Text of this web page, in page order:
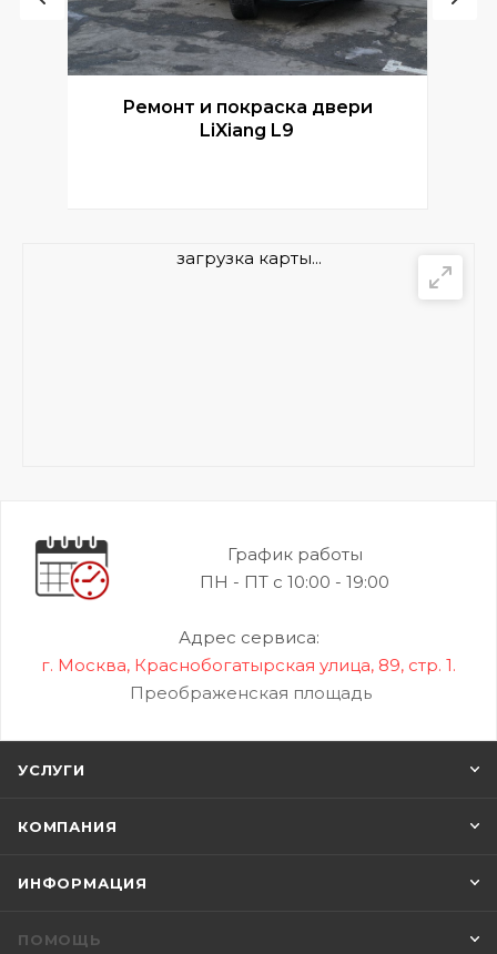
Ремонт и покраска двери
LiXiang L9
загрузка карты...
График работы
ПН - ПТ с 10:00 - 19:00
Адрес сервиса:
г. Москва, Краснобогатырская улица, 89, стр. 1.
Преображенская площадь
УСЛУГИ
КОМПАНИЯ
ИНФОРМАЦИЯ
ПОМОЩЬ